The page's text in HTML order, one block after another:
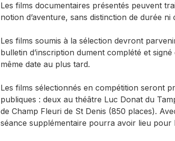
Les films documentaires présentés peuvent
notion d’aventure, sans distinction de durée ni
Les films soumis à la sélection devront
bulletin d’inscription dument complété et
même date au plus tard.
Les films sélectionnés en compétition seront
publiques : deux au théâtre Luc Donat du
de Champ Fleuri de St Denis (850 places).
séance supplémentaire pourra avoir lieu pour